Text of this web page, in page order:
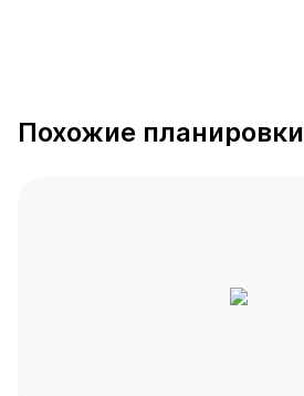
Похожие планировки